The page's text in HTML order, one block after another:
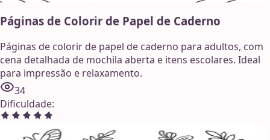
Páginas de Colorir de Papel de Caderno
Páginas de colorir de papel de caderno para adultos, com
cena detalhada de mochila aberta e itens escolares. Ideal
para impressão e relaxamento.
34
Dificuldade: